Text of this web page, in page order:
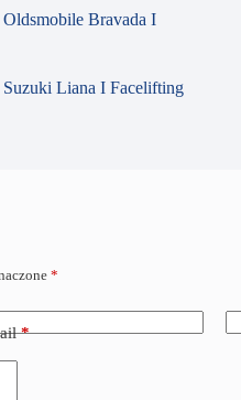
Oldsmobile Bravada I
Suzuki Liana I Facelifting
*
*